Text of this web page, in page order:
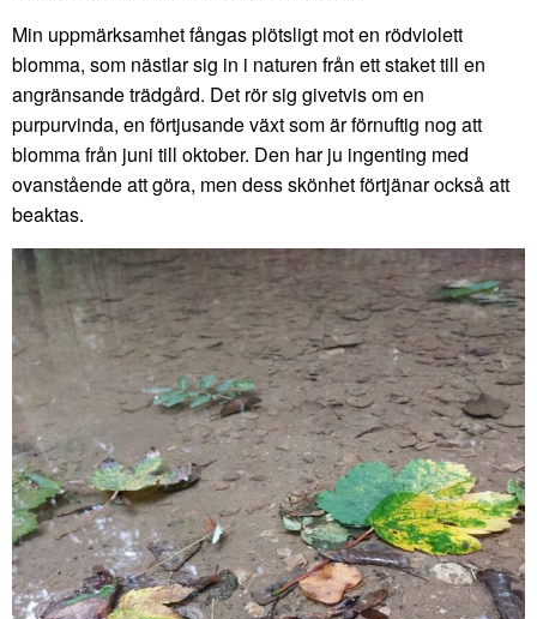
Min uppmärksamhet fångas plötsligt mot en rödviolett
blomma, som nästlar sig in i naturen från ett staket till en
angränsande trädgård. Det rör sig givetvis om en
purpurvinda, en förtjusande växt som är förnuftig nog att
blomma från juni till oktober. Den har ju ingenting med
ovanstående att göra, men dess skönhet förtjänar också att
beaktas.